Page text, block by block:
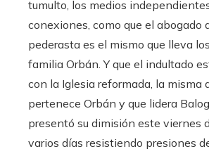
tumulto, los medios
conexiones, como que el abogado
pederasta es el mismo que lleva
familia Orbán. Y que el indultado
con la Iglesia reformada, la misma
pertenece Orbán y que lidera
presentó su dimisión este viernes
varios días resistiendo presiones